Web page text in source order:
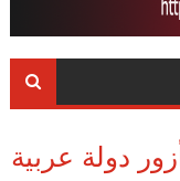
دولة عربية